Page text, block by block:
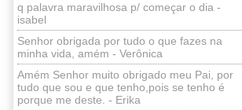
q palavra maravilhosa p/ começar o dia -
isabel
Senhor obrigada por tudo o que fazes na
minha vida, amém - Verônica
Amém Senhor muito obrigado meu Pai, por
tudo que sou e que tenho,pois se tenho é
porque me deste. - Erika